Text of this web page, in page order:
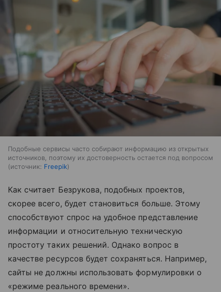
Подобные сервисы часто собирают информацию из открытых
источников, поэтому их достоверность остается под вопросом
источник: Freepik
Как считает Безрукова, подобных проектов,
скорее всего, будет становиться больше. Этому
способствуют спрос на удобное представление
информации и относительную техническую
простоту таких решений. Однако вопрос в
качестве ресурсов будет сохраняться. Например,
сайты не должны использовать формулировки о
«режиме реального времени».